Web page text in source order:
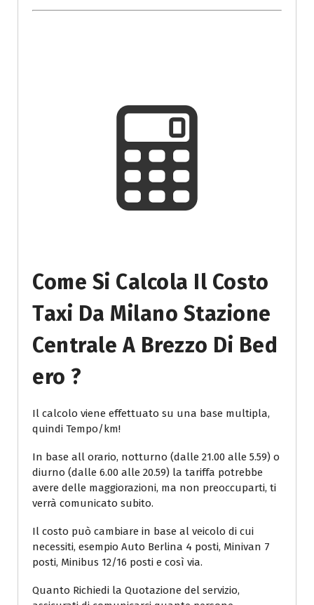
Come Si Calcola Il Costo
Taxi Da Milano Stazione
Centrale A Brezzo Di Bed
Ero ?
Il calcolo viene effettuato su una base multipla,
quindi Tempo/km!
In base all orario, notturno (dalle 21.00 alle 5.59) o
diurno (dalle 6.00 alle 20.59) la tariffa potrebbe
avere delle maggiorazioni, ma non preoccuparti, ti
verrà comunicato subito.
Il costo può cambiare in base al veicolo di cui
necessiti, esempio Auto Berlina 4 posti, Minivan 7
posti, Minibus 12/16 posti e così via.
Quanto Richiedi la Quotazione del servizio,